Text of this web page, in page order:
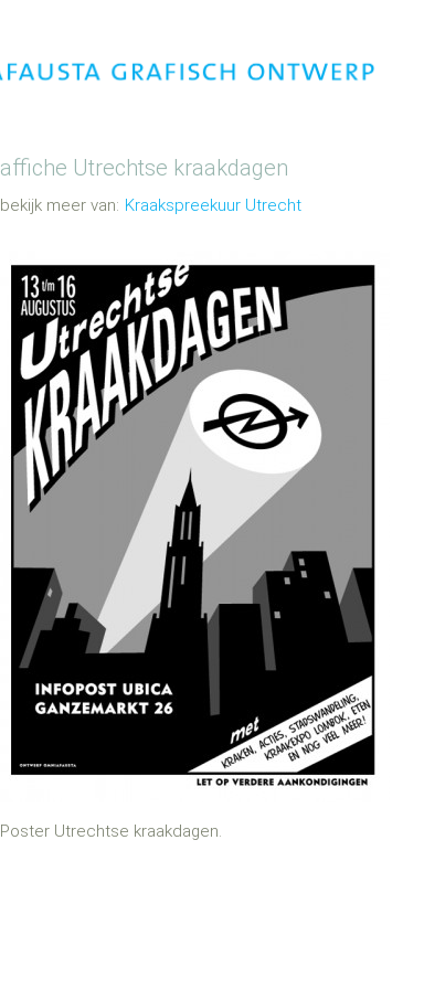
affiche Utrechtse kraakdagen
G
Kraakspreekuur Utrecht
Poster Utrechtse kraakdagen.